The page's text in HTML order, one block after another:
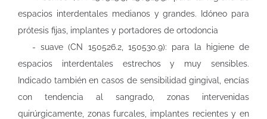
espacios interdentales medianos y grandes. Idóneo para
prótesis fijas, implantes y portadores de ortodoncia
- suave (CN 150526.2, 150530.9): para la higiene de
espacios interdentales estrechos y muy sensibles.
Indicado también en casos de sensibilidad gingival, encías
con tendencia al sangrado, zonas intervenidas
quirúrgicamente, zonas furcales, implantes recientes y en